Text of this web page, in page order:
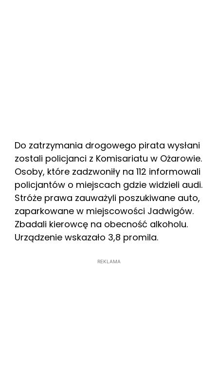
Do zatrzymania drogowego pirata wysłani
zostali policjanci z Komisariatu w Ożarowie.
Osoby, które zadzwoniły na 112 informowali
policjantów o miejscach gdzie widzieli audi.
Stróże prawa zauważyli poszukiwane auto,
zaparkowane w miejscowości Jadwigów.
Zbadali kierowcę na obecność alkoholu.
Urządzenie wskazało 3,8 promila.
REKLAMA